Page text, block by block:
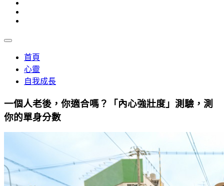
首頁
心靈
自我成長
一個人老後，你適合嗎？「內心強壯度」測驗，測
你的單身分數